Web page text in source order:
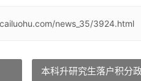
news_35/3924.html
本科升研究生落户积分